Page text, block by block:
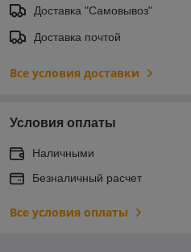
Доставка "Самовывоз"
Доставка почтой
Все условия доставки
Условия оплаты
Наличными
Безналичный расчет
Все условия оплаты